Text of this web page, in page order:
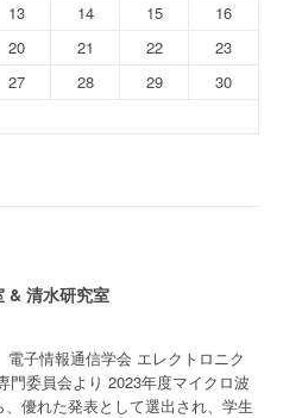
13 14 15
16
20 21 22
23
27 28 29
30
& 清水研究室
子情報通信学会 エレクトロニク
門委員会より 2023年度マイクロ波
優れた発表として選出され、学生